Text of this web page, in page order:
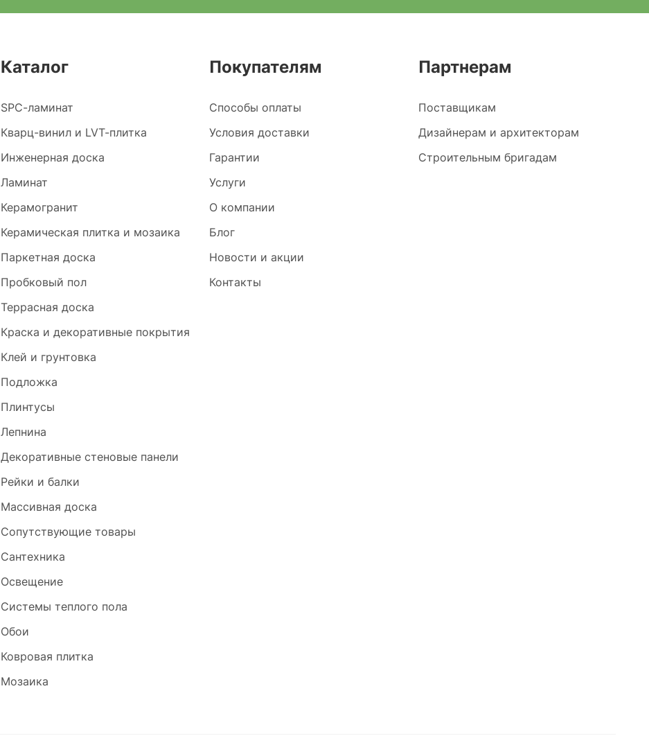
Каталог
SPC-ламинат
Кварц-винил и LVT-плитка
Инженерная доска
Ламинат
Керамогранит
Керамическая плитка и мозаика
Паркетная доска
Пробковый пол
Террасная доска
Краска и декоративные покрытия
Клей и грунтовка
Подложка
Плинтусы
Лепнина
Декоративные стеновые панели
Рейки и балки
Массивная доска
Сопутствующие товары
Сантехника
Освещение
Системы теплого пола
Обои
Ковровая плитка
Мозаика
Покупателям
Способы оплаты
Условия доставки
Гарантии
Услуги
О компании
Блог
Новости и акции
Контакты
Партнерам
Поставщикам
Дизайнерам и архитекторам
Строительным бригадам